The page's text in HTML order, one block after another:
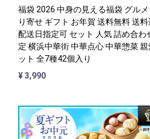
福袋 2026 中身の見える福袋 グルメ
り寄せ ギフト お年賀 送料無料 送
配送日指定可 セット 人気 詰め合わ
定 横浜中華街 中華点心 中華惣菜 親
ット 全7種42個入り
¥ 3,990